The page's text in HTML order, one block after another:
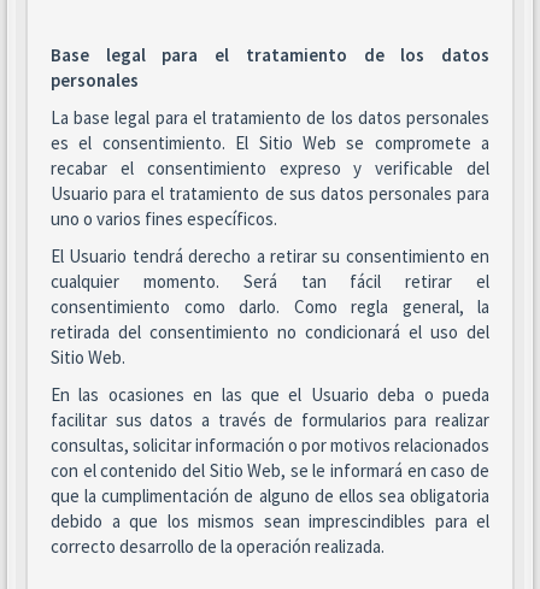
Base legal para el tratamiento de los datos
personales
La base legal para el tratamiento de los datos personales
es el consentimiento. El Sitio Web se compromete a
recabar el consentimiento expreso y verificable del
Usuario para el tratamiento de sus datos personales para
uno o varios fines específicos.
El Usuario tendrá derecho a retirar su consentimiento en
cualquier momento. Será tan fácil retirar el
consentimiento como darlo. Como regla general, la
retirada del consentimiento no condicionará el uso del
Sitio Web.
En las ocasiones en las que el Usuario deba o pueda
facilitar sus datos a través de formularios para realizar
consultas, solicitar información o por motivos relacionados
con el contenido del Sitio Web, se le informará en caso de
que la cumplimentación de alguno de ellos sea obligatoria
debido a que los mismos sean imprescindibles para el
correcto desarrollo de la operación realizada.